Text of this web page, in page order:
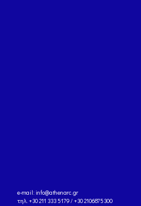
e-mail: info@athenarc.gr
τηλ. +30 211 333 5179 / +30 2106875300